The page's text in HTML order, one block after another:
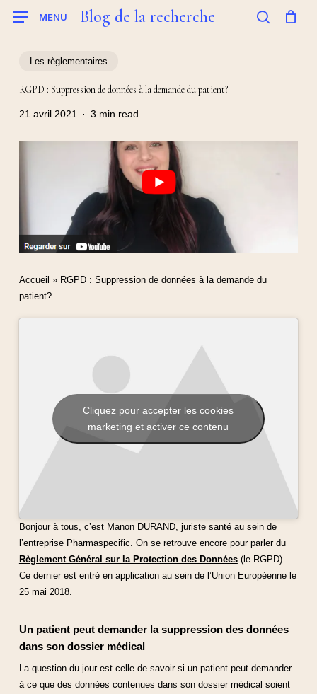
MENU Blog de la recherche
Les règlementaires
RGPD : Suppression de données à la demande du patient?
21 avril 2021 3 min read
Accueil » RGPD : Suppression de données à la demande du
patient?
Cliquez pour accepter les cookies
marketing et activer ce contenu
Bonjour à tous, c’est Manon DURAND, juriste santé au sein de
l’entreprise Pharmaspecific. On se retrouve encore pour parler du
Règlement Général sur la Protection des Données(le RGPD).
Ce dernier est entré en application au sein de l’Union Européenne le
25 mai 2018.
Un patient peut demander la suppression des données
dans son dossier médical
La question du jour est celle de savoir si un patient peut demander
à ce que des données contenues dans son dossier médical soient